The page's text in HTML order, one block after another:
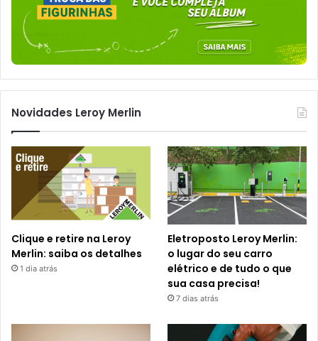
Novidades Leroy Merlin
Clique e retire na Leroy
Merlin: saiba os detalhes
1 dia atrás
Eletroposto Leroy Merlin:
o lugar do seu carro
elétrico e de tudo o que
sua casa precisa!
7 dias atrás